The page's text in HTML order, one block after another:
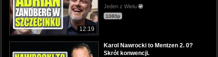
12:19
Jeden z Wielu
1080p
Karol Nawrocki to Mentzen 2. 0?
Skrót konwencji.